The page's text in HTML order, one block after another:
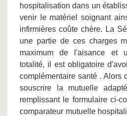
hospitalisation dans un
venir le matériel soignant
infirmières coûte chère. La
une partie de ces charges
maximum de l'aisance et
totalité, il est obligatoire
complémentaire santé . Alors
souscrire la mutuelle
remplissant le formulaire ci-
comparateur mutuelle